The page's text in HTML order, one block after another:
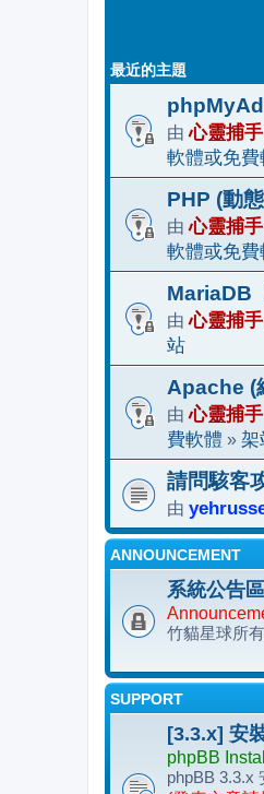
最近的主題
由心靈捕手
軟體或免費
PHP (動
由心靈捕手
軟體或免費
MariaDB
由心靈捕手
站
Apache (
由心靈捕手
費軟體 » 架
請問駭客
由
ANNOUNCEMENT
系統公告區
竹貓星球所
SUPPORT
[3.3.x] 安
phpBB
phpBB 3.3.x